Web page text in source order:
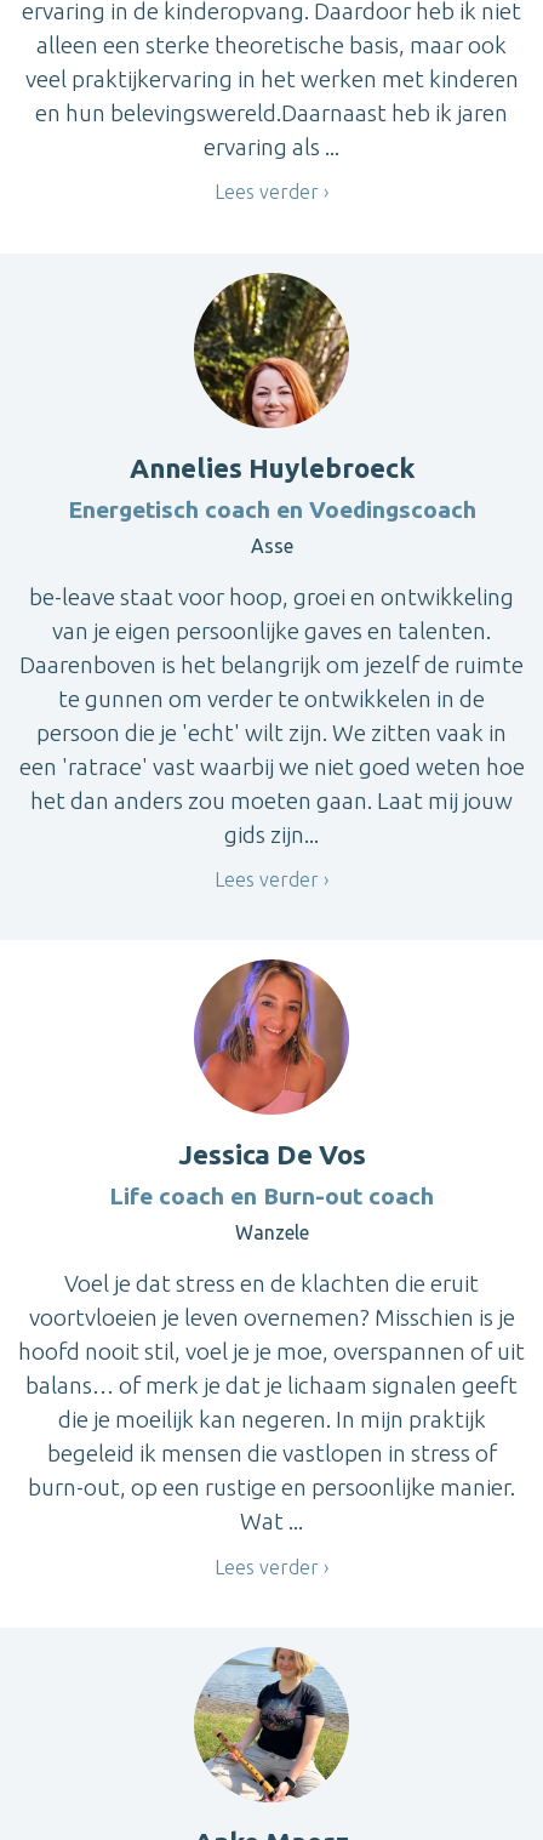
ervaring in de kinderopvang. Daardoor heb ik niet
alleen een sterke theoretische basis, maar ook
veel praktijkervaring in het werken met kinderen
en hun belevingswereld.Daarnaast heb ik jaren
ervaring als ...
Lees verder
Annelies Huylebroeck
Energetisch coach en Voedingscoach
Asse
be-leave staat voor hoop, groei en ontwikkeling
van je eigen persoonlijke gaves en talenten.
Daarenboven is het belangrijk om jezelf de ruimte
te gunnen om verder te ontwikkelen in de
persoon die je 'echt' wilt zijn. We zitten vaak in
een 'ratrace' vast waarbij we niet goed weten hoe
het dan anders zou moeten gaan. Laat mij jouw
gids zijn...
Lees verder
Jessica De Vos
Life coach en Burn-out coach
Wanzele
Voel je dat stress en de klachten die eruit
voortvloeien je leven overnemen? Misschien is je
hoofd nooit stil, voel je je moe, overspannen of uit
balans… of merk je dat je lichaam signalen geeft
die je moeilijk kan negeren. In mijn praktijk
begeleid ik mensen die vastlopen in stress of
burn-out, op een rustige en persoonlijke manier.
Wat ...
Lees verder